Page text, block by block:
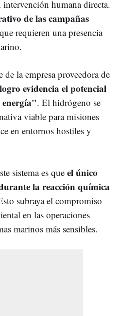
intervención humana directa.
de las campañas
requieren una presencia
la empresa proveedora de
evidencia el potencial
energía". El hidrógeno se
viable para misiones
en entornos hostiles y
sistema es que el único
la reacción química
subraya el compromiso
en las operaciones
marinos más sensibles.